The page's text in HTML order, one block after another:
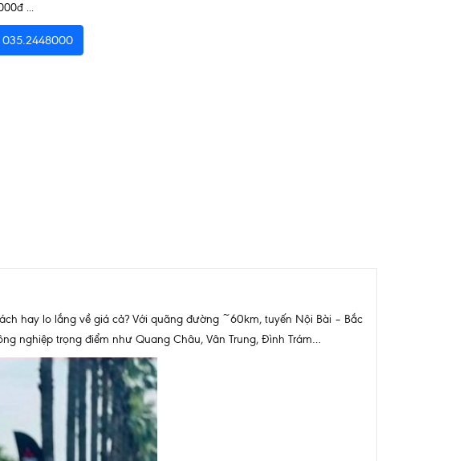
...
hay lo lắng về giá cả? Với quãng đường ~60km, tuyến Nội Bài – Bắc
nghiệp trọng điểm như Quang Châu, Vân Trung, Đình Trám…